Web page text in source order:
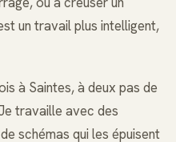
un travail plus intelligent,
à Saintes, à deux pas de
travaille avec des
schémas qui les épuisent